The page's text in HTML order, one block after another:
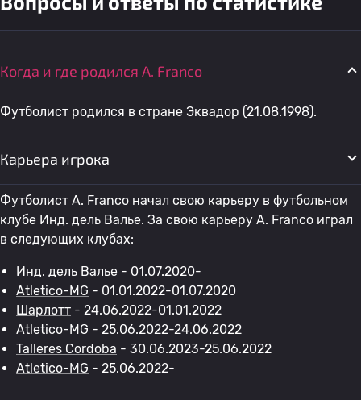
Когда и где родился A. Franco
Футболист родился в стране Эквадор (21.08.1998).
Карьера игрока
Футболист A. Franco начал свою карьеру в футбольном
клубе Инд. дель Валье. За свою карьеру A. Franco играл
в следующих клубах:
Инд. дель Валье - 01.07.2020-
Atletico-MG - 01.01.2022-01.07.2020
Шарлотт - 24.06.2022-01.01.2022
Atletico-MG - 25.06.2022-24.06.2022
Talleres Cordoba - 30.06.2023-25.06.2022
Atletico-MG - 25.06.2022-